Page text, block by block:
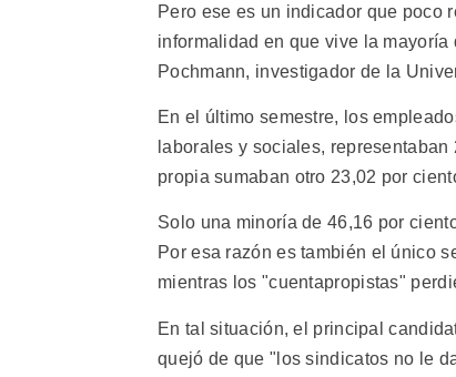
Pero ese es un indicador que poco
informalidad en que vive la
Pochmann, investigador de la
En el último semestre, los
laborales y sociales,
propia sumaban otro 23,02 por
Solo una minoría de 46,16 por
Por esa razón es también el único
mientras los "cuentapropistas"
En tal situación, el principal
quejó de que "los sindicatos no le